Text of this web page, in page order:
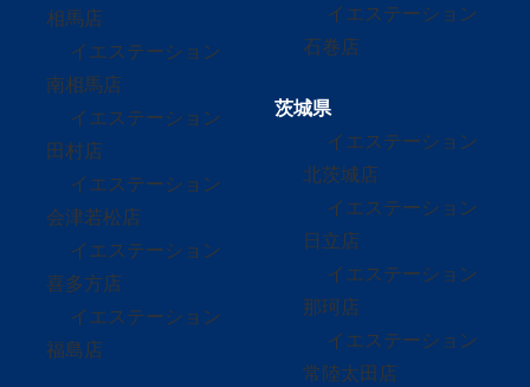
相馬店
イエステーション
南相馬店
イエステーション
田村店
イエステーション
会津若松店
イエステーション
喜多方店
イエステーション
福島店
イエステーション
石巻店
茨城県
イエステーション
北茨城店
イエステーション
日立店
イエステーション
那珂店
イエステーション
常陸太田店